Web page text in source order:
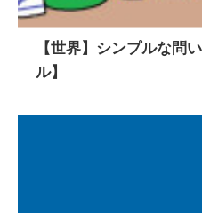
【世界】シンプルな問
ル】